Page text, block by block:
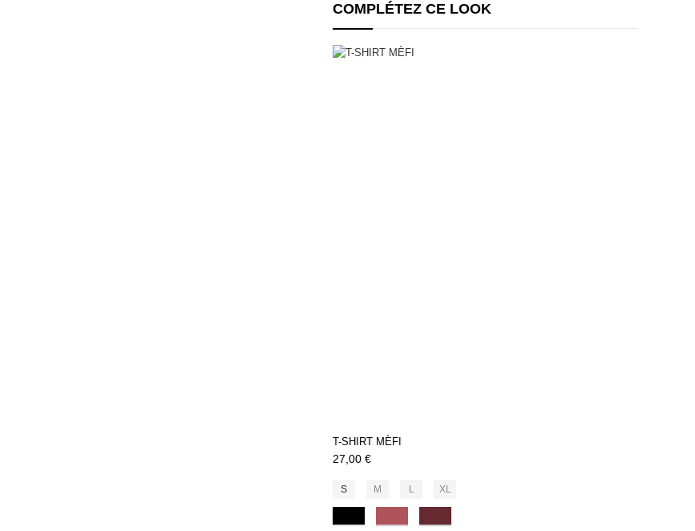
COMPLÉTEZ CE LOOK
T-SHIRT MÈFI
27,00 €
S M L XL